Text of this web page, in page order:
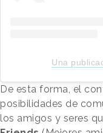
Una
De esta forma, el
posibilidades de
los amigos y seres